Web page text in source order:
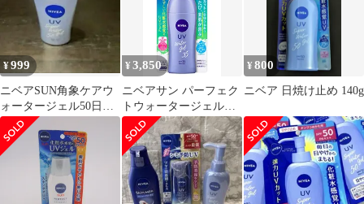
¥999
ニベアSUN角象ケアウ
ォータージェル50日焼
け止めジェル
¥3,850
ニベアサン パーフェク
トウォータージェル
SPF35/PA+++ 80g(サイ
ズ: 80グラム (x 1))
¥800
ニベア 日焼け止め 140g